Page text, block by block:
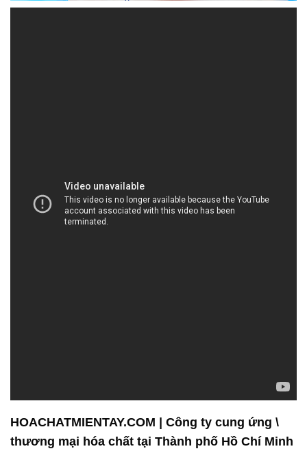
HOACHATMIENTAY.COM | Công ty cung ứng \
thương mại hóa chất tại Thành phố Hồ Chí Minh